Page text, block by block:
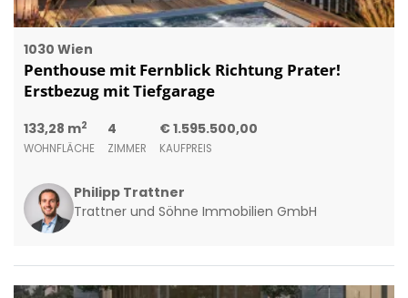
1030 Wien
Penthouse mit Fernblick Richtung Prater!
Erstbezug mit Tiefgarage
133,28 m2
WOHNFLÄCHE
4
ZIMMER
€ 1.595.500,00
KAUFPREIS
Philipp Trattner
Trattner und Söhne Immobilien GmbH